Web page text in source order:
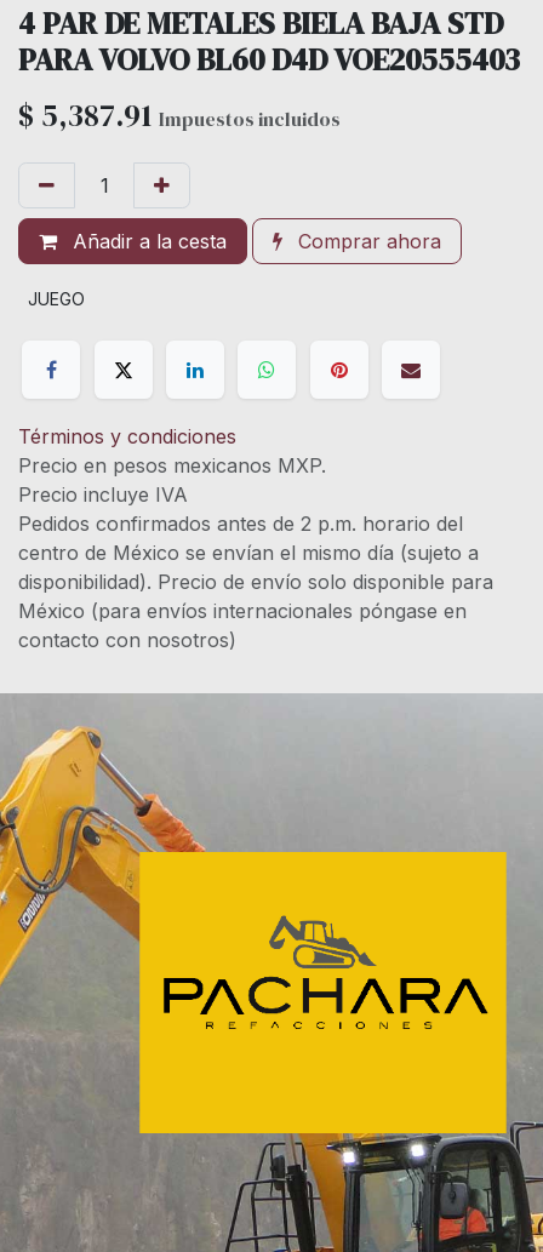
4 PAR DE METALES BIELA BAJA STD
PARA VOLVO BL60 D4D VOE20555403
$ 5,387.91 Impuestos incluidos
Añadir a la cesta Comprar ahora
JUEGO
Términos y condiciones
Precio en pesos mexicanos MXP.
Precio incluye IVA
Pedidos confirmados antes de 2 p.m. horario del
centro de México se envían el mismo día (sujeto a
disponibilidad). Precio de envío solo disponible para
México (para envíos internacionales póngase en
contacto con nosotros)